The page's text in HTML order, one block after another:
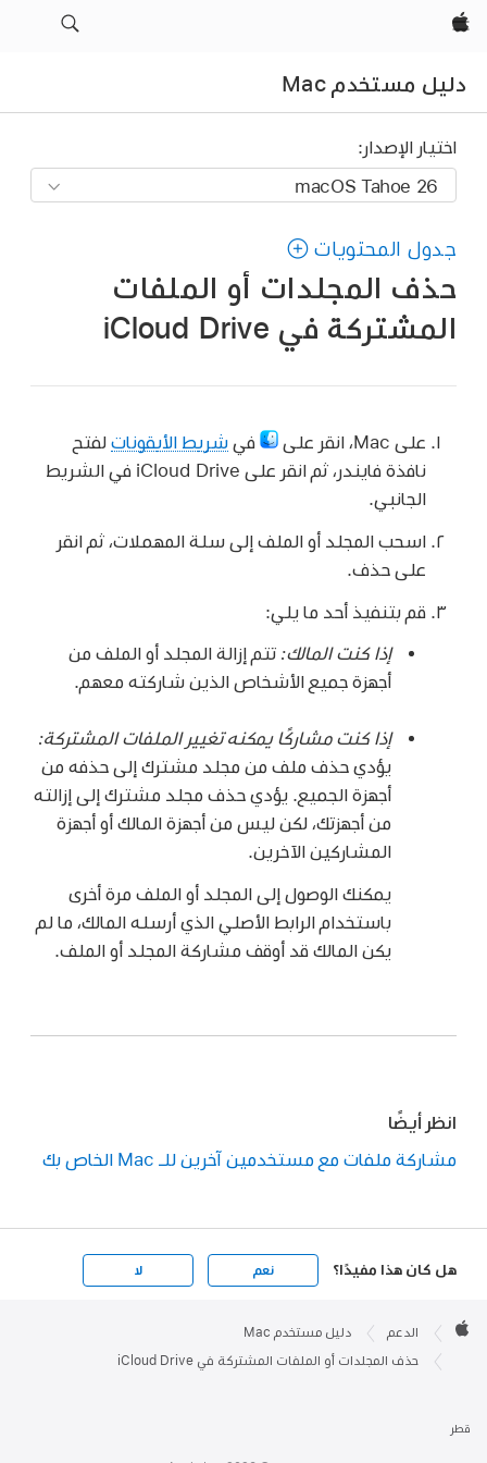
Apple‏
دليل مستخدم Mac
اختيار الإصدار:
جدول المحتويات
حذف المجلدات أو الملفات
المشتركة في iCloud Drive
على Mac، انقر على فيشريط الأيقونات لفتح
نافذة فايندر، ثم انقر على iCloud Drive في الشريط
الجانبي.
اسحب المجلد أو الملف إلى سلة المهملات، ثم انقر
على حذف.
قم بتنفيذ أحد ما يلي:
إذا كنت المالك: تتم إزالة المجلد أو الملف من
أجهزة جميع الأشخاص الذين شاركته معهم.
إذا كنت مشاركًا يمكنه تغيير الملفات المشتركة:
يؤدي حذف ملف من مجلد مشترك إلى حذفه من
أجهزة الجميع. يؤدي حذف مجلد مشترك إلى إزالته
من أجهزتك، لكن ليس من أجهزة المالك أو أجهزة
المشاركين الآخرين.
يمكنك الوصول إلى المجلد أو الملف مرة أخرى
باستخدام الرابط الأصلي الذي أرسله المالك، ما لم
يكن المالك قد أوقف مشاركة المجلد أو الملف.
انظر أيضًا
مشاركة ملفات مع مستخدمين آخرين للـ Mac الخاص بك
هل كان هذا مفيدًا؟ نعم لا
Footer

الدعم دليل مستخدم Mac
حذف المجلدات أو الملفات المشتركة في iCloud Drive
قطر